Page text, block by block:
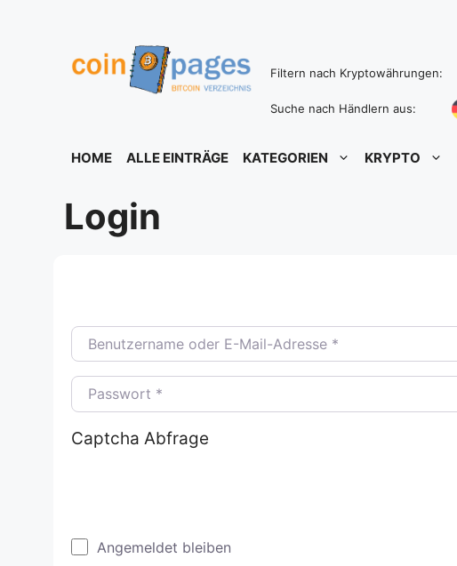
Filtern nach Kryptowährungen:
Suche nach Händlern aus:
HOME ALLE EINTRÄGE KATEGORIEN KRYPTO
Login
Benutzername oder E-Mail-Adresse
Passwort
Captcha Abfrage
Angemeldet bleiben